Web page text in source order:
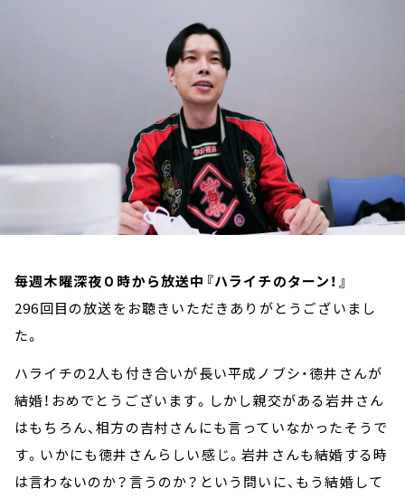
毎週木曜深夜０時から放送中『ハライチのターン！』
296回目の放送をお聴きいただきありがとうございまし
た。
ハライチの2人も付き合いが長い平成ノブシ・徳井さんが
結婚！おめでとうございます。しかし親交がある岩井さん
はもちろん、相方の吉村さんにも言っていなかったそうで
す。いかにも徳井さんらしい感じ。岩井さんも結婚する時
は言わないのか？言うのか？という問いに、もう結婚して